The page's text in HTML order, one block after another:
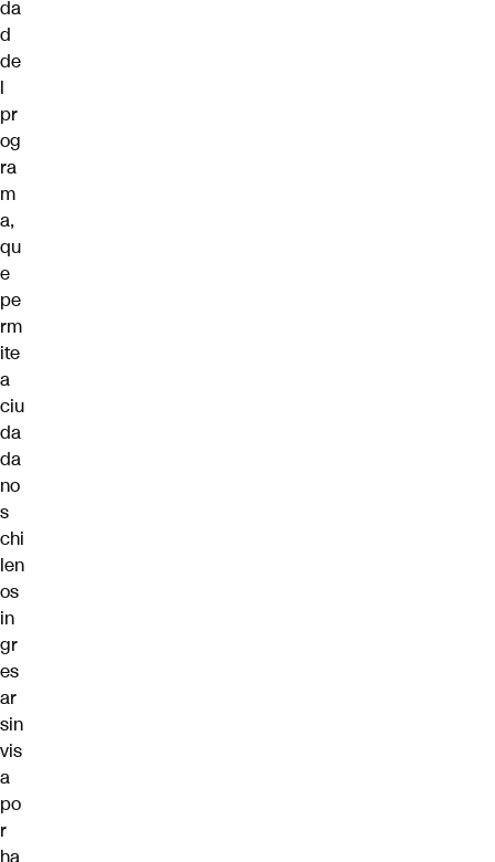
da
d
de
l
pr
og
ra
m
a,
qu
e
pe
rm
ite
a
ciu
da
da
no
s
chi
len
os
in
gr
es
ar
sin
vis
a
po
r